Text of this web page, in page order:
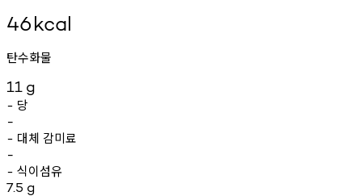
46kcal
탄수화물
11 g
- 당
-
- 대체 감미료
-
- 식이섬유
7.5 g